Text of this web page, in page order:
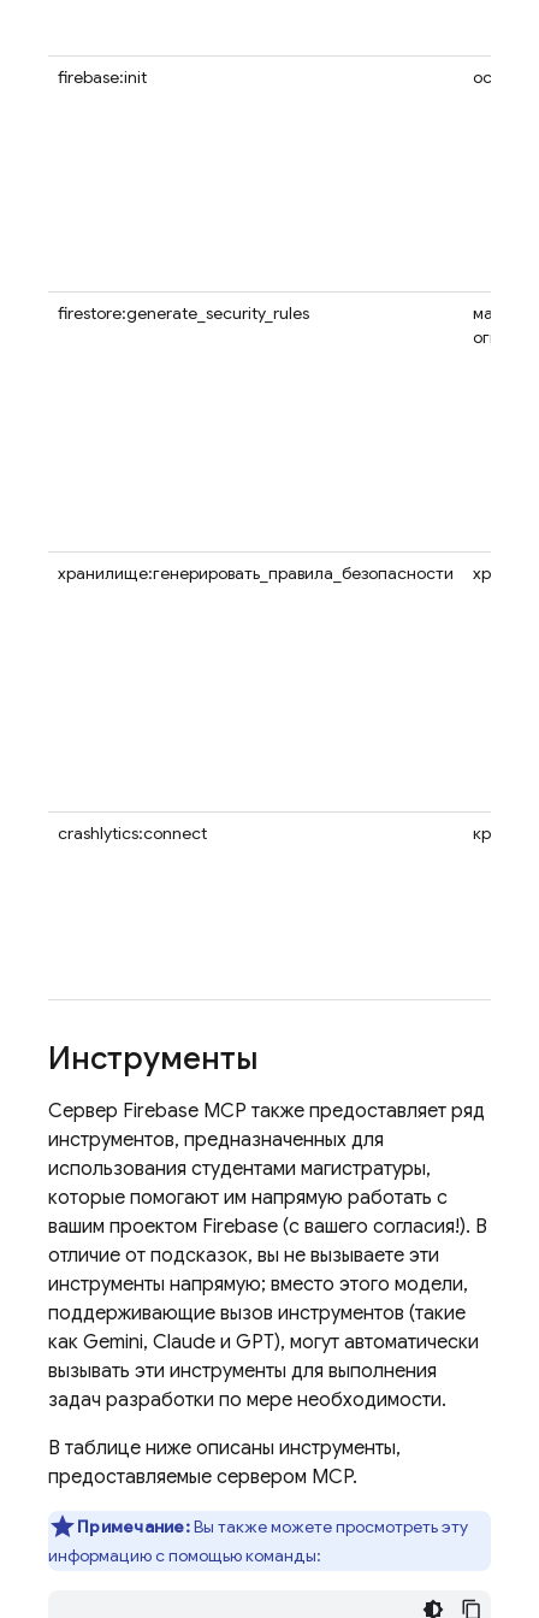
firebase:init
firestore:generate_security_rules
магазин
хранилище:генерировать_правила_безопасности
crashlytics:connect
Инструменты
Сервер Firebase MCP также предоставляет ряд
инструментов, предназначенных для
использования студентами магистратуры,
которые помогают им напрямую работать с
вашим проектом Firebase (с вашего согласия!). В
отличие от подсказок, вы не вызываете эти
инструменты напрямую; вместо этого модели,
поддерживающие вызов инструментов (такие
как Gemini, Claude и GPT), могут автоматически
вызывать эти инструменты для выполнения
задач разработки по мере необходимости.
В таблице ниже описаны инструменты,
предоставляемые сервером MCP.
Примечание:Вы также можете просмотреть эту
информацию с помощью команды: